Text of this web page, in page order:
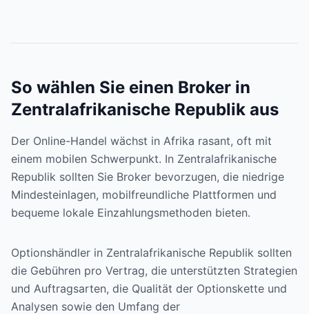
So wählen Sie einen Broker in
Zentralafrikanische Republik aus
Der Online-Handel wächst in Afrika rasant, oft mit
einem mobilen Schwerpunkt. In Zentralafrikanische
Republik sollten Sie Broker bevorzugen, die niedrige
Mindesteinlagen, mobilfreundliche Plattformen und
bequeme lokale Einzahlungsmethoden bieten.
Optionshändler in Zentralafrikanische Republik sollten
die Gebühren pro Vertrag, die unterstützten Strategien
und Auftragsarten, die Qualität der Optionskette und
Analysen sowie den Umfang der